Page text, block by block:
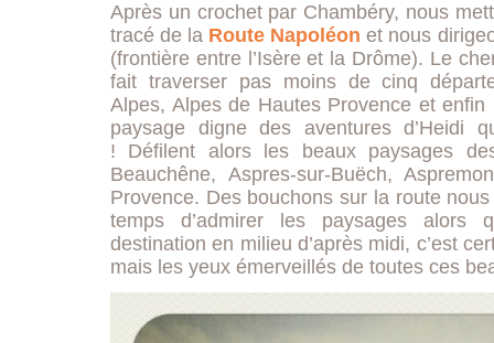
Après un crochet par Chambéry, nous
tracé de la Route Napoléon et nous
(frontière entre l’Isère et la Drôme). Le
fait traverser pas moins de cinq
Alpes, Alpes de Hautes Provence et enfin
paysage digne des aventures d’Heidi
! Défilent alors les beaux paysages
Beauchêne, Aspres-sur-Buëch,
Provence. Des bouchons sur la route
temps d’admirer les paysages alors
destination en milieu d’après midi, c’est
mais les yeux émerveillés de toutes ces